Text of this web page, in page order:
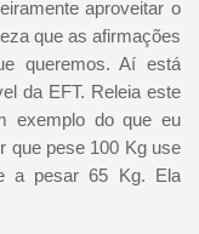
aproveitar o
que as afirmações
queremos. Aí está
da EFT. Releia este
exemplo do que eu
que pese 100 Kg use
a pesar 65 Kg. Ela